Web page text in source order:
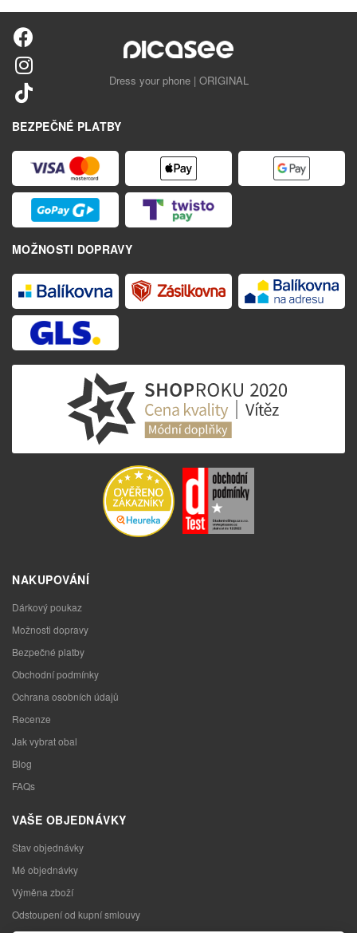
Dress your phone | ORIGINAL
BEZPEČNÉ PLATBY
MOŽNOSTI DOPRAVY
NAKUPOVÁNÍ
Dárkový poukaz
Možnosti dopravy
Bezpečné platby
Obchodní podmínky
Ochrana osobních údajů
Recenze
Jak vybrat obal
Blog
FAQs
VAŠE OBJEDNÁVKY
Stav objednávky
Mé objednávky
Výměna zboží
Odstoupení od kupní smlouvy